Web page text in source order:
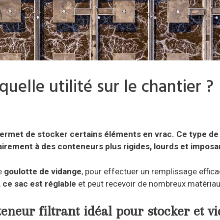
utilité sur le chantier ?
de stocker certains éléments en vrac. Ce type
à des conteneurs plus rigides, lourds et
goulotte de vidange, pour effectuer un remplissage
ce sac est réglable et peut recevoir de nombreux
filtrant idéal pour stocker et